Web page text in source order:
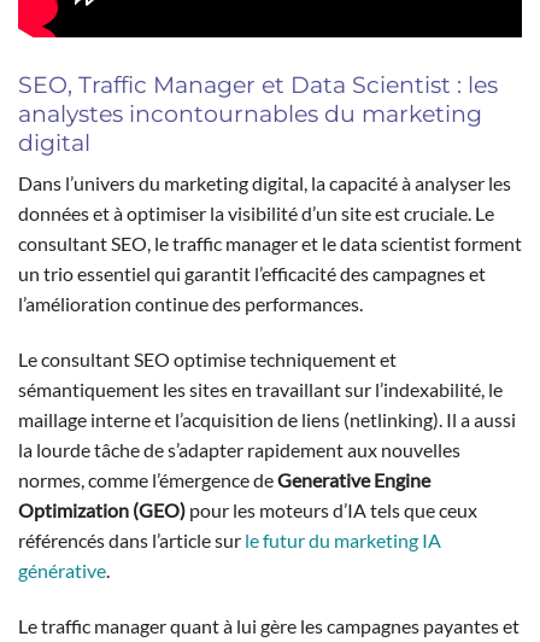
SEO, Traffic Manager et Data Scientist : les
analystes incontournables du marketing
digital
Dans l’univers du marketing digital, la capacité à analyser les
données et à optimiser la visibilité d’un site est cruciale. Le
consultant SEO, le traffic manager et le data scientist forment
un trio essentiel qui garantit l’efficacité des campagnes et
l’amélioration continue des performances.
Le consultant SEO optimise techniquement et
sémantiquement les sites en travaillant sur l’indexabilité, le
maillage interne et l’acquisition de liens (netlinking). Il a aussi
la lourde tâche de s’adapter rapidement aux nouvelles
normes, comme l’émergence deGenerative Engine
Optimization (GEO) pour les moteurs d’IA tels que ceux
référencés dans l’article sur le futur du marketing IA
générative.
Le traffic manager quant à lui gère les campagnes payantes et